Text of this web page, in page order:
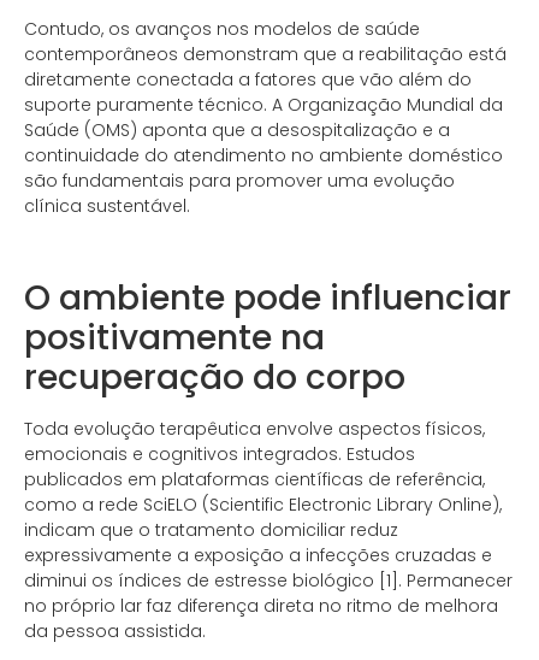
Contudo, os avanços nos modelos de saúde
contemporâneos demonstram que a reabilitação está
diretamente conectada a fatores que vão além do
suporte puramente técnico. A Organização Mundial da
Saúde (OMS) aponta que a desospitalização e a
continuidade do atendimento no ambiente doméstico
são fundamentais para promover uma evolução
clínica sustentável.
O ambiente pode influenciar
positivamente na
recuperação do corpo
Toda evolução terapêutica envolve aspectos físicos,
emocionais e cognitivos integrados. Estudos
publicados em plataformas científicas de referência,
como a rede SciELO (Scientific Electronic Library Online),
indicam que o tratamento domiciliar reduz
expressivamente a exposição a infecções cruzadas e
diminui os índices de estresse biológico [1]. Permanecer
no próprio lar faz diferença direta no ritmo de melhora
da pessoa assistida.